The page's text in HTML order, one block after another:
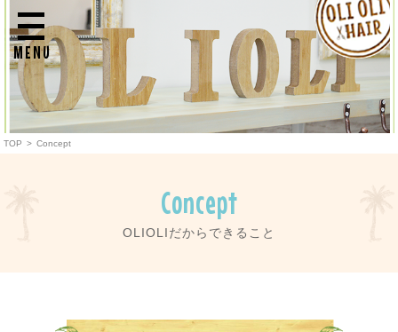
MENU
TOP > Concept
Concept
OLIOLIだからできること